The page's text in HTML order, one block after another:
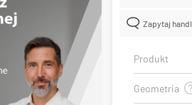
Zapytaj
Produkt
Geometria